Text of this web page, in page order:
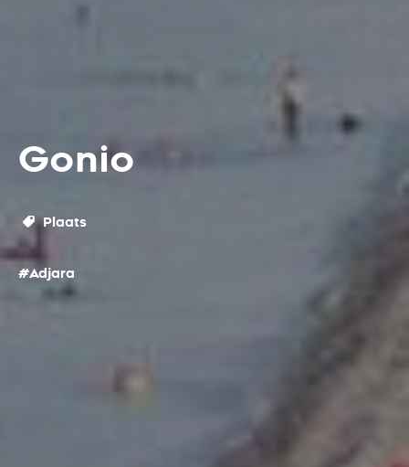
Gonio
Plaats
#Adjara